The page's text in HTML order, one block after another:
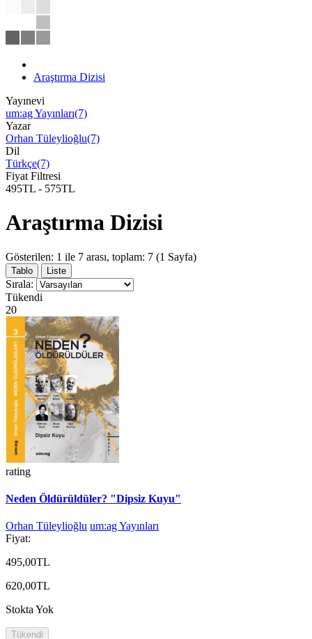
Araştırma Dizisi
Yayınevi
um:ag Yayınları(7)
Yazar
Orhan Tüleylioğlu(7)
Dil
Türkçe(7)
Fiyat Filtresi
495TL - 575TL
Araştırma Dizisi
Gösterilen: 1 ile 7 arası, toplam: 7 (1 Sayfa)
Tablo Liste
Sırala:
Tükendi
20
rating
Neden Öldürüldüler? "Dipsiz Kuyu"
Orhan Tüleylioğlu um:ag Yayınları
Fiyat:
495,00TL
620,00TL
Stokta Yok
Tükendi